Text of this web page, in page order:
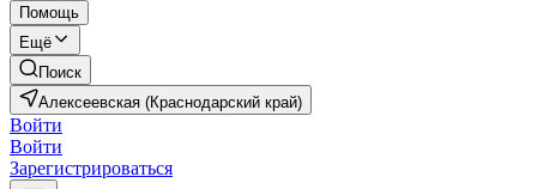
Помощь
Ещё
Поиск
Алексеевская (Краснодарский край)
Войти
Войти
Зарегистрироваться